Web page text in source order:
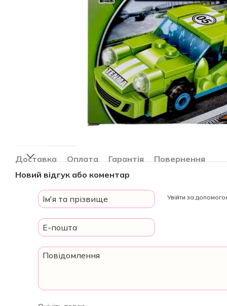
Доставка Оплата Гарантія
Повернення
Новий відгук або коментар
Увійти за